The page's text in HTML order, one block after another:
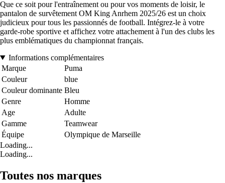
Que ce soit pour l'entraînement ou pour vos moments de loisir, le
pantalon de survêtement OM King Anrhem 2025/26 est un choix
judicieux pour tous les passionnés de football. Intégrez-le à votre
garde-robe sportive et affichez votre attachement à l'un des clubs les
plus emblématiques du championnat français.
Informations complémentaires
Marque
Puma
Couleur
blue
Couleur dominante Bleu
Genre
Homme
Age
Adulte
Gamme
Teamwear
Équipe
Olympique de Marseille
Loading...
Loading...
Toutes nos marques